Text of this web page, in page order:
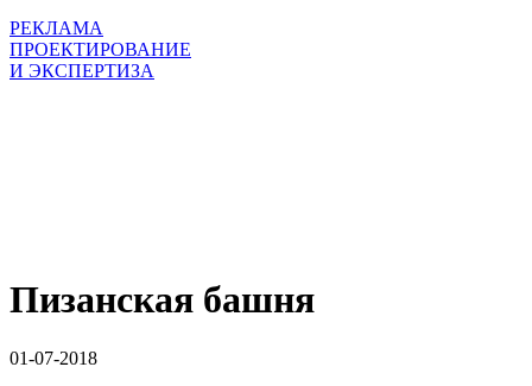
РЕКЛАМА
ПРОЕКТИРОВАНИЕ
И ЭКСПЕРТИЗА
Пизанская башня
01-07-2018